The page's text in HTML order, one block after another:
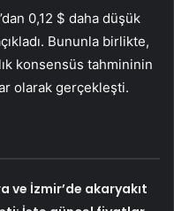
0,12 $ daha düşük
Bununla birlikte,
konsensüs tahmininin
olarak gerçekleşti.
ve İzmir’de akaryakıt